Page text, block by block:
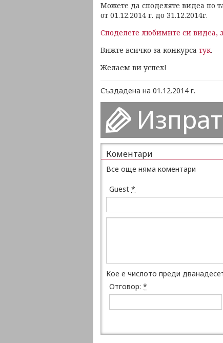
Можете да споделяте видеа по
от 01.12.2014 г. до 31.12.2014г.
Споделете любимите си видеа,
Вижте всичко за конкурса тук.
Желаем ви успех!
Създадена на 01.12.2014 г.
Коментари
Все още няма коментари
Guest *
Кое е числото преди
Отговор: *